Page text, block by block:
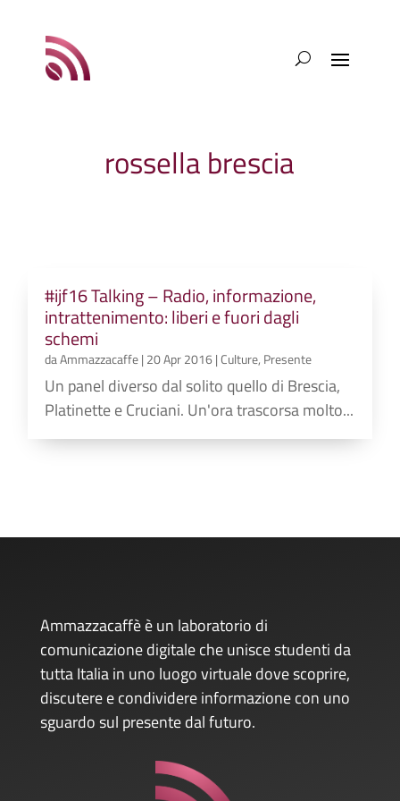
rossella brescia
#ijf16 Talking – Radio, informazione,
intrattenimento: liberi e fuori dagli
schemi
daAmmazzacaffe| 20 Apr 2016|Culture, Presente
Un panel diverso dal solito quello di Brescia,
Platinette e Cruciani. Un'ora trascorsa molto...
Ammazzacaffè è un laboratorio di
comunicazione digitale che unisce studenti da
tutta Italia in uno luogo virtuale dove scoprire,
discutere e condividere informazione con uno
sguardo sul presente dal futuro.